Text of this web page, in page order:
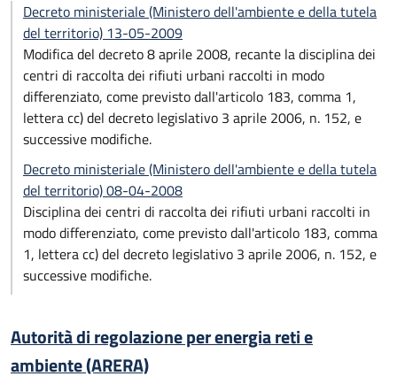
Decreto ministeriale (Ministero dell'ambiente e della tutela
del territorio) 13-05-2009
Modifica del decreto 8 aprile 2008, recante la disciplina dei
centri di raccolta dei rifiuti urbani raccolti in modo
differenziato, come previsto dall'articolo 183, comma 1,
lettera cc) del decreto legislativo 3 aprile 2006, n. 152, e
successive modifiche.
Decreto ministeriale (Ministero dell'ambiente e della tutela
del territorio) 08-04-2008
Disciplina dei centri di raccolta dei rifiuti urbani raccolti in
modo differenziato, come previsto dall'articolo 183, comma
1, lettera cc) del decreto legislativo 3 aprile 2006, n. 152, e
successive modifiche.
Autorità di regolazione per energia reti e
ambiente (ARERA)